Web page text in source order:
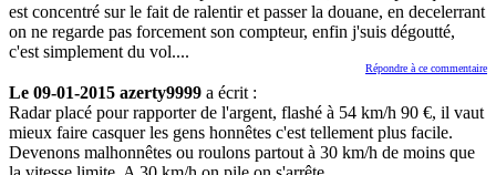
est concentré sur le fait de ralentir et passer la douane, en decelerrant
on ne regarde pas forcement son compteur, enfin j'suis dégoutté,
c'est simplement du vol....
Répondre à ce commentaire
Le 09-01-2015 azerty9999 a écrit :
Radar placé pour rapporter de l'argent, flashé à 54 km/h 90 €, il vaut
mieux faire casquer les gens honnêtes c'est tellement plus facile.
Devenons malhonnêtes ou roulons partout à 30 km/h de moins que